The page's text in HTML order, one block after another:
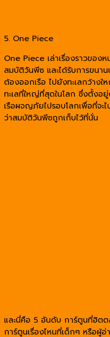
5. One Piece
One Piece เล่าเรื่องราวขอ
สมบัติวันพีซ และได้รับการขนา
ต้องออกเรือ ไปยังทะเลกว้างใ
ทะเลที่ใหญ่ที่สุดในโลก ซึ่งตั้งอ
เรือผจญภัยไปรอบโลกเพื่อที่จะ
ว่าสมบัติวันพีซถูกเก็บไว้ที่นั่น
และนี่คือ 5 อันดับ การ์ตูนที่ฮิต
การ์ตูนเรื่องไหนที่เด็กๆ หรือผู้อ่